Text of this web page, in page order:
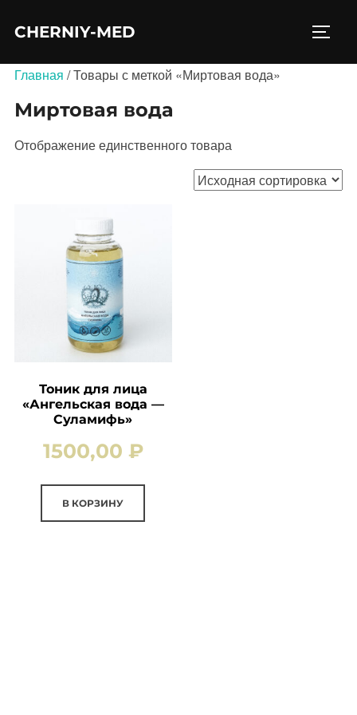
CHERNIY-MED
Главная / Товары с меткой «Миртовая вода»
Миртовая вода
Отображение единственного товара
Тоник для лица
«Ангельская вода —
Суламифь»
1500,00 ₽
В КОРЗИНУ